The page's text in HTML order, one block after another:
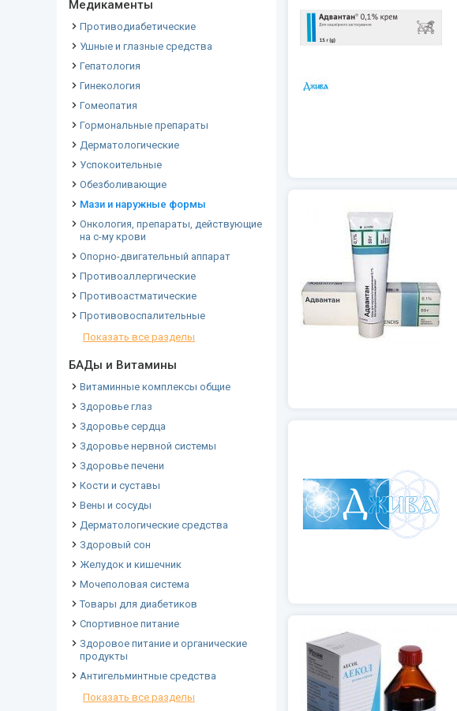
Медикаменты
Противодиабетические
Ушные и глазные средства
Гепатология
Гинекология
Гомеопатия
Гормональные препараты
Дерматологические
Успокоительные
Обезболивающие
Мази и наружные формы
Онкология, препараты, действующие
на с-му крови
Опорно-двигательный аппарат
Противоаллергические
Противоастматические
Противовоспалительные
Показать все разделы
БАДы и Витамины
Витаминные комплексы общие
Здоровье глаз
Здоровье сердца
Здоровье нервной системы
Здоровье печени
Кости и суставы
Вены и сосуды
Дерматологические средства
Здоровый сон
Желудок и кишечник
Мочеполовая система
Товары для диабетиков
Спортивное питание
Здоровое питание и органические
продукты
Антигельминтные средства
Показать все разделы